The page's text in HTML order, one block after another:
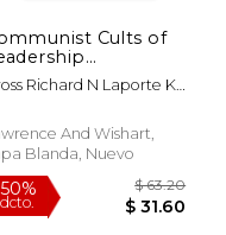
Cults of
Century
A
History)
Inglés)
Richard N Laporte K
And Wishart,
Blanda, Nuevo